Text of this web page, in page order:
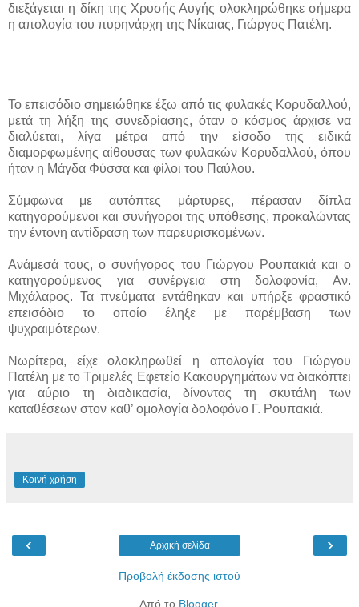
διεξάγεται η δίκη της Χρυσής Αυγής ολοκληρώθηκε σήμερα
η απολογία του πυρηνάρχη της Νίκαιας, Γιώργος Πατέλη.
Το επεισόδιο σημειώθηκε έξω από τις φυλακές Κορυδαλλού,
μετά τη λήξη της συνεδρίασης, όταν ο κόσμος άρχισε να
διαλύεται, λίγα μέτρα από την είσοδο της ειδικά
διαμορφωμένης αίθουσας των φυλακών Κορυδαλλού, όπου
ήταν η Μάγδα Φύσσα και φίλοι του Παύλου.
Σύμφωνα με αυτόπτες μάρτυρες, πέρασαν δίπλα
κατηγορούμενοι και συνήγοροι της υπόθεσης, προκαλώντας
την έντονη αντίδραση των παρευρισκομένων.
Ανάμεσά τους, ο συνήγορος του Γιώργου Ρουπακιά και ο
κατηγορούμενος για συνέργεια στη δολοφονία, Αν.
Μιχάλαρος. Τα πνεύματα εντάθηκαν και υπήρξε φραστικό
επεισόδιο το οποίο έληξε με παρέμβαση των
ψυχραιμότερων.
Νωρίτερα, είχε ολοκληρωθεί η απολογία του Γιώργου
Πατέλη με το Τριμελές Εφετείο Κακουργημάτων να διακόπτει
για αύριο τη διαδικασία, δίνοντας τη σκυτάλη των
καταθέσεων στον καθ’ ομολογία δολοφόνο Γ. Ρουπακιά.
Κοινή χρήση
‹ ›
Αρχική σελίδα
Προβολή έκδοσης ιστού
Από το Blogger.